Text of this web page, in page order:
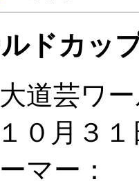
ルドカッ
道芸ワ
０月３１
マー：